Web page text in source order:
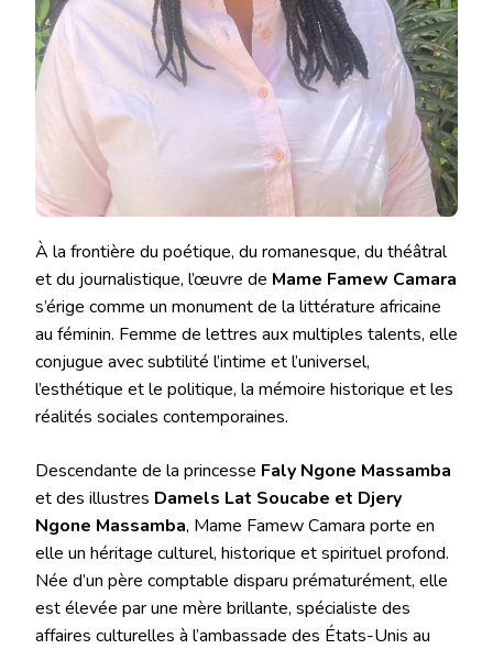
À la frontière du poétique, du romanesque, du théâtral
et du journalistique, l’œuvre de Mame Famew Camara
s’érige comme un monument de la littérature africaine
au féminin. Femme de lettres aux multiples talents, elle
conjugue avec subtilité l’intime et l’universel,
l’esthétique et le politique, la mémoire historique et les
réalités sociales contemporaines.
Descendante de la princesse Faly Ngone Massamba
et des illustres Damels Lat Soucabe et Djery
Ngone Massamba, Mame Famew Camara porte en
elle un héritage culturel, historique et spirituel profond.
Née d’un père comptable disparu prématurément, elle
est élevée par une mère brillante, spécialiste des
affaires culturelles à l’ambassade des États-Unis au